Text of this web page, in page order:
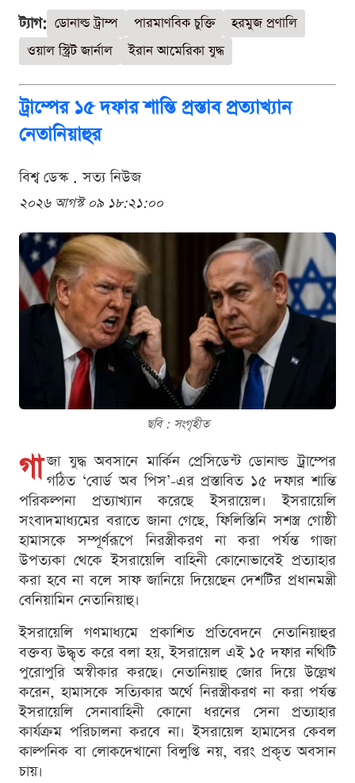
ট্যাগ: ডোনাল্ড ট্রাম্প পারমাণবিক চুক্তি
হরমুজ প্রণালি
ওয়াল স্ট্রিট জার্নাল
ইরান আমেরিকা যুদ্ধ
ট্রাম্পের ১৫ দফার শান্তি প্রস্তাব প্রত্যাখ্যান
নেতানিয়াহুর
বিশ্ব ডেস্ক . সত্য নিউজ
২০২৬ আগস্ট ০৯ ১৮:২১:০০
ছবি : সংগৃহীত
গা জা যুদ্ধ অবসানে মার্কিন প্রেসিডেন্ট ডোনাল্ড ট্রাম্পের
গঠিত ‘বোর্ড অব পিস’-এর প্রস্তাবিত ১৫ দফার শান্তি
পরিকল্পনা প্রত্যাখ্যান করেছে ইসরায়েল। ইসরায়েলি
সংবাদমাধ্যমের বরাতে জানা গেছে, ফিলিস্তিনি সশস্ত্র গোষ্ঠী
হামাসকে সম্পূর্ণরূপে নিরস্ত্রীকরণ না করা পর্যন্ত গাজা
উপত্যকা থেকে ইসরায়েলি বাহিনী কোনোভাবেই প্রত্যাহার
করা হবে না বলে সাফ জানিয়ে দিয়েছেন দেশটির প্রধানমন্ত্রী
বেনিয়ামিন নেতানিয়াহু।
ইসরায়েলি গণমাধ্যমে প্রকাশিত প্রতিবেদনে নেতানিয়াহুর
বক্তব্য উদ্ধৃত করে বলা হয়, ইসরায়েল এই ১৫ দফার নথিটি
পুরোপুরি অস্বীকার করছে। নেতানিয়াহু জোর দিয়ে উল্লেখ
করেন, হামাসকে সত্যিকার অর্থে নিরস্ত্রীকরণ না করা পর্যন্ত
ইসরায়েলি সেনাবাহিনী কোনো ধরনের সেনা প্রত্যাহার
কার্যক্রম পরিচালনা করবে না। ইসরায়েল হামাসের কেবল
কাল্পনিক বা লোকদেখানো বিলুপ্তি নয়, বরং প্রকৃত অবসান
চায়।